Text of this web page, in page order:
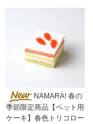
NAMARA! 春の
季節限定商品【ペット用
ケーキ】春色トリコロー